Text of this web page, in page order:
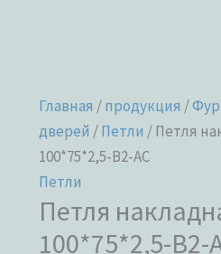
Главная /продукция /
дверей /Петли / Петля
100*75*2,5-B2-AC
Петли
Петля
100*75*2,5-B2-